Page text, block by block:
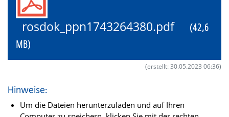
rosdok_ppn1743264380.pdf
(42,6
MB)
(erstellt: 30.05.2023 06:36)
Hinweise:
Um die Dateien herunterzuladen und auf Ihren